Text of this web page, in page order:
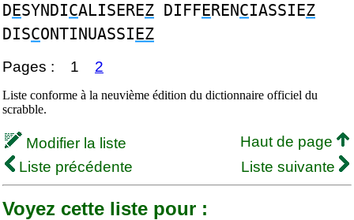
DESYNDICALISEREZ DIFFERENCIASSIEZ
DISCONTINUASSIEZ
Pages : 1 2
Liste conforme à la neuvième édition du dictionnaire officiel du
scrabble.
Modifier la liste
Haut de page
Liste précédente
Liste suivante
Voyez cette liste pour :